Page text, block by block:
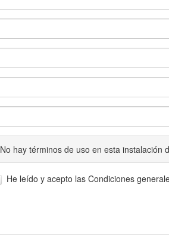
No hay términos de uso en esta instalación
He leído y acepto las Condiciones